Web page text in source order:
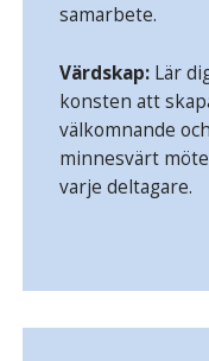
samarbete.
Värdskap:Lär
konsten att
välkomnande och
minnesvärt
varje deltagare.